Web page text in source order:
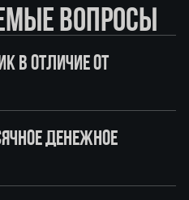
ВОПРОСЫ
В ОТЛИЧИЕ ОТ
ДЕНЕЖНОЕ